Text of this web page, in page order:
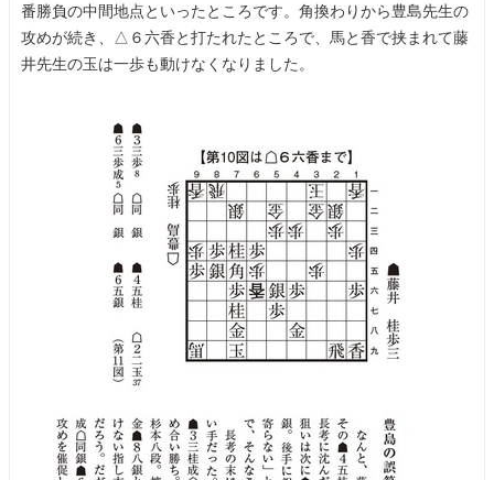
番勝負の中間地点といったところです。角換わりから豊島先生の
攻めが続き、△６六香と打たれたところで、馬と香で挟まれて藤
井先生の玉は一歩も動けなくなりました。